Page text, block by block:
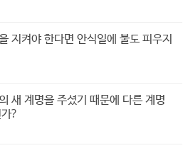
지켜야 한다면 안식일에 불도 피우지
새 계명을 주셨기 때문에 다른 계명
?